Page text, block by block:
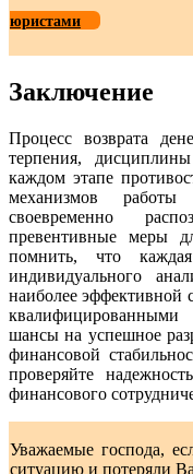
юристами
Заключение
Процесс возврата
терпения,
каждом этапе
механизмов работы
своевременно
превентивные меры
помнить, что
индивидуального
наиболее эффективной
шансы на успешное
финансовой
проверяйте
финансового
Уважаемые господа,
ситуацию и потеряли